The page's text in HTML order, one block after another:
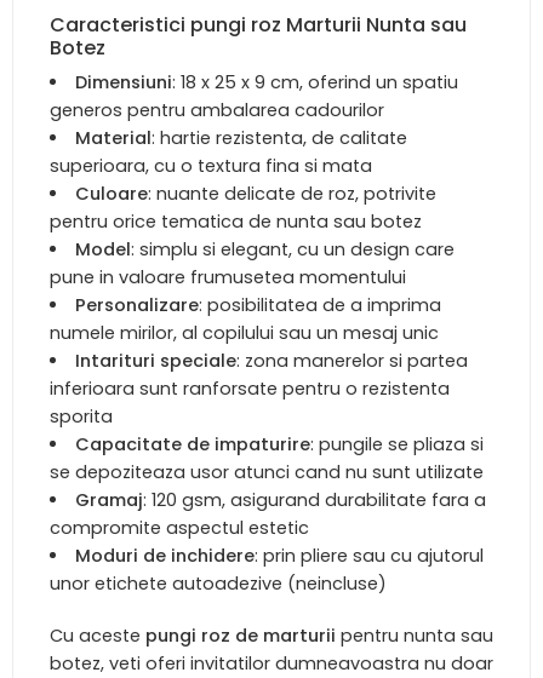
Caracteristici pungi roz Marturii Nunta sau
Botez
Dimensiuni: 18 x 25 x 9 cm, oferind un spatiu
generos pentru ambalarea cadourilor
Material: hartie rezistenta, de calitate
superioara, cu o textura fina si mata
Culoare: nuante delicate de roz, potrivite
pentru orice tematica de nunta sau botez
Model: simplu si elegant, cu un design care
pune in valoare frumusetea momentului
Personalizare: posibilitatea de a imprima
numele mirilor, al copilului sau un mesaj unic
Intarituri speciale: zona manerelor si partea
inferioara sunt ranforsate pentru o rezistenta
sporita
Capacitate de impaturire: pungile se pliaza si
se depoziteaza usor atunci cand nu sunt utilizate
Gramaj: 120 gsm, asigurand durabilitate fara a
compromite aspectul estetic
Moduri de inchidere: prin pliere sau cu ajutorul
unor etichete autoadezive (neincluse)
Cu aceste pungi roz de marturii pentru nunta sau
botez, veti oferi invitatilor dumneavoastra nu doar